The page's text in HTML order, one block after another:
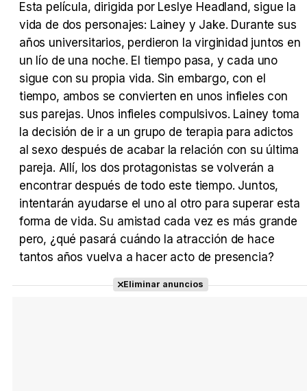
Tráiler 'Vida perra' (2026)
Tráiler Oficial en VOSE 'The Audacity'
Tráiler en español 'Outcome' (2026)
Esta película, dirigida por Leslye Headland, sigue la
vida de dos personajes: Lainey y Jake. Durante sus
años universitarios, perdieron la virginidad juntos en
un lío de una noche. El tiempo pasa, y cada uno
sigue con su propia vida. Sin embargo, con el
tiempo, ambos se convierten en unos infieles con
sus parejas. Unos infieles compulsivos. Lainey toma
la decisión de ir a un grupo de terapia para adictos
al sexo después de acabar la relación con su última
pareja. Allí, los dos protagonistas se volverán a
encontrar después de todo este tiempo. Juntos,
intentarán ayudarse el uno al otro para superar esta
forma de vida. Su amistad cada vez es más grande
pero, ¿qué pasará cuándo la atracción de hace
tantos años vuelva a hacer acto de presencia?
Eliminar anuncios